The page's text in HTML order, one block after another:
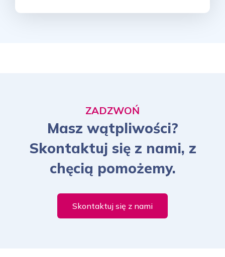
ZADZWOŃ
Masz wątpliwości?
Skontaktuj się z nami, z
chęcią pomożemy.
Skontaktuj się z nami